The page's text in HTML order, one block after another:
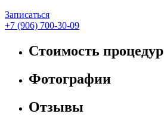
Записаться
+7 (906) 700-30-09
Стоимость процедур
Фотографии
Отзывы